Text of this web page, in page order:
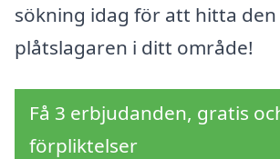
sökning idag för att hitta
plåtslagaren i ditt område!
Få 3 erbjudanden, gratis
förpliktelser